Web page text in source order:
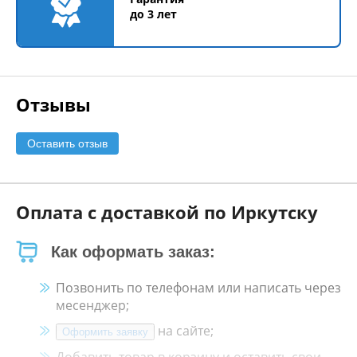
до 3 лет
Отзывы
Оставить отзыв
Оплата с доставкой по Иркутску
Как оформать заказ:
Позвонить по телефонам или написать через
месенджер;
Оформить заявку
на сайте;